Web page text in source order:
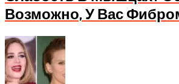
Возможно, У Вас